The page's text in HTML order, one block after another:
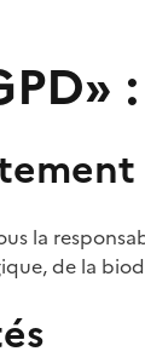
la
de la